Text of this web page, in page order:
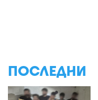
ПОСЛЕДНИ